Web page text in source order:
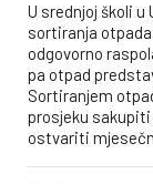
U srednjoj školi
sortiranja
odgovorno
pa otpad
Sortiranjem
prosjeku sakupiti
ostvariti